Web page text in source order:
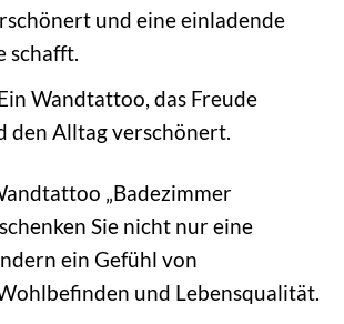
und eine einladende
schafft.
Wandtattoo, das Freude
den Alltag verschönert.
„Badezimmer
Sie nicht nur eine
ein Gefühl von
und Lebensqualität.